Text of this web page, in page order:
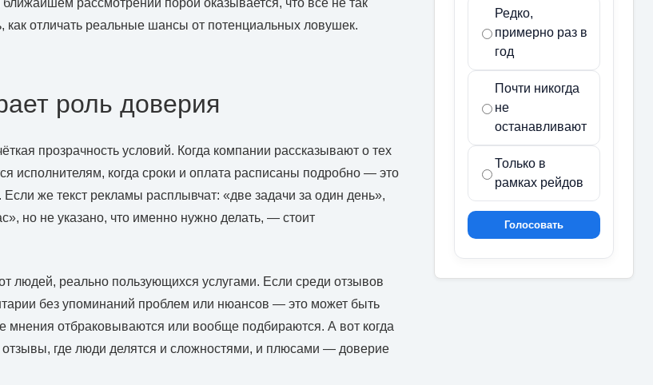
отличать реальные шансы от потенциальных ловушек.
роль доверия
прозрачность условий. Когда компании рассказывают о тех
исполнителям, когда сроки и оплата расписаны подробно — это
Если же текст рекламы расплывчат: «две задачи за один день»,
но не указано, что именно нужно делать, — стоит
людей, реально пользующихся услугами. Если среди отзывов
без упоминаний проблем или нюансов — это может быть
мнения отбраковываются или вообще подбираются. А вот когда
где люди делятся и сложностями, и плюсами — доверие
Редко,
примерно раз в
год
Почти никогда
не
останавливают
Только в
рамках рейдов
Голосовать